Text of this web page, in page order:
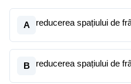
A reducerea spațiului de
B reducerea spațiului de